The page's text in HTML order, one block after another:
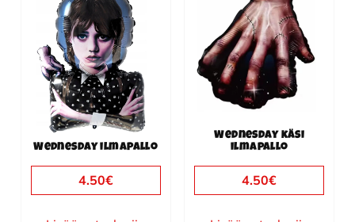
Wednesday ilmapallo
4.50€
Wednesday käsi
ilmapallo
4.50€